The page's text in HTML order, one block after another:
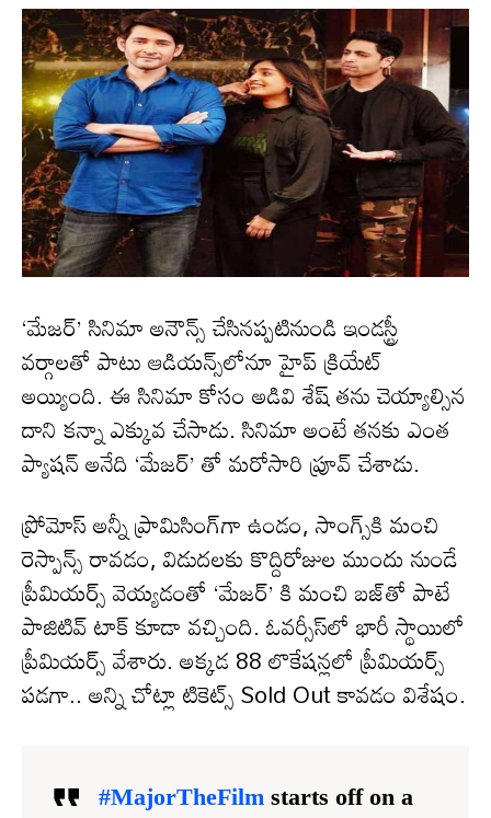
‘మేజర్’ సినిమా అనౌన్స్ చేసినప్పటినుండి ఇండస్ట్రీ
వర్గాలతో పాటు ఆడియన్స్‌లోనూ హైప్ క్రియేట్
అయ్యింది. ఈ సినిమా కోసం అడివి శేష్ తను చెయ్యాల్సిన
దాని కన్నా ఎక్కువ చేసాడు. సినిమా అంటే తనకు ఎంత
ప్యాషన్ అనేది ‘మేజర్’ తో మరోసారి ప్రూవ్ చేశాడు.
ప్రోమోస్ అన్నీ ప్రామిసింగ్‌గా ఉండం, సాంగ్స్‌కి మంచి
రెస్పాన్స్ రావడం, విడుదలకు కొద్దిరోజుల ముందు నుండే
ప్రీమియర్స్ వెయ్యడంతో ‘మేజర్’ కి మంచి బజ్‌తో పాటే
పాజిటివ్ టాక్ కూడా వచ్చింది. ఓవర్సీస్‌లో భారీ స్థాయిలో
ప్రీమియర్స్ వేశారు. అక్కడ 88 లొకేషన్లలో ప్రీమియర్స్
పడగా.. అన్ని చోట్లా టికెట్స్ Sold Out కావడం విశేషం.
#MajorTheFilm starts off on a